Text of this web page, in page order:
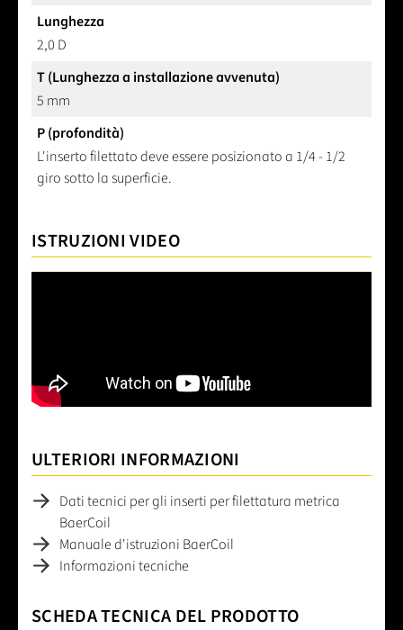
Lunghezza
2,0 D
T (Lunghezza a installazione avvenuta)
5 mm
P (profondità)
L'inserto filettato deve essere posizionato a 1/4 - 1/2
giro sotto la superficie.
ISTRUZIONI VIDEO
ULTERIORI INFORMAZIONI
Dati tecnici per gli inserti per filettatura metrica
BaerCoil
Manuale d'istruzioni BaerCoil
Informazioni tecniche
SCHEDA TECNICA DEL PRODOTTO